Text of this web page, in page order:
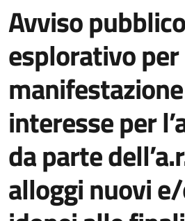
Avviso pubblico
esplorativo per
interesse per
da parte
alloggi nuovi